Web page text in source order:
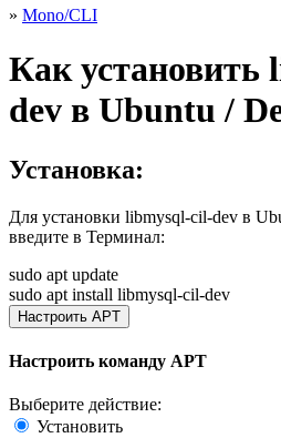
» Mono/CLI
Как установить
dev в Ubuntu /
Установка:
Для установки libmysql-cil-dev в
введите в Терминал:
sudo apt update
sudo apt install libmysql-cil-dev
Настроить APT
Настроить команду APT
Выберите действие:
Установить